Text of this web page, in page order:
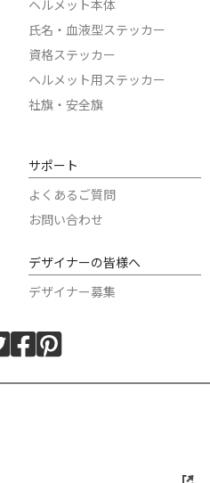
ヘルメット本体
氏名・血液型ステッカー
資格ステッカー
ヘルメット用ステッカー
社旗・安全旗
サポート
よくあるご質問
お問い合わせ
デザイナーの皆様へ
デザイナー募集